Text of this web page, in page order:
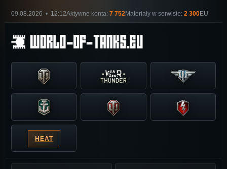
09.08.2026 • 12:12Aktywne konta: 7 752Materiały w serwisie: 2 300EU
HEAT